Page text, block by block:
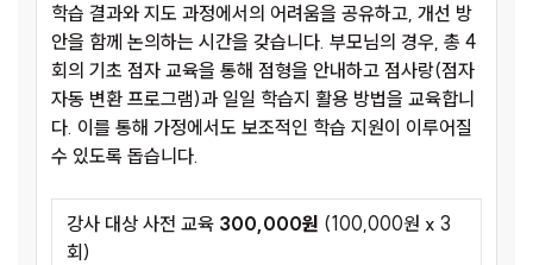
학습 결과와 지도 과정에서의 어려움을 공유하고, 개선 방
안을 함께 논의하는 시간을 갖습니다. 부모님의 경우, 총 4
회의 기초 점자 교육을 통해 점형을 안내하고 점사랑(점자
자동 변환 프로그램)과 일일 학습지 활용 방법을 교육합니
다. 이를 통해 가정에서도 보조적인 학습 지원이 이루어질
수 있도록 돕습니다.
강사 대상 사전 교육 300,000원 (100,000원 x 3
회)